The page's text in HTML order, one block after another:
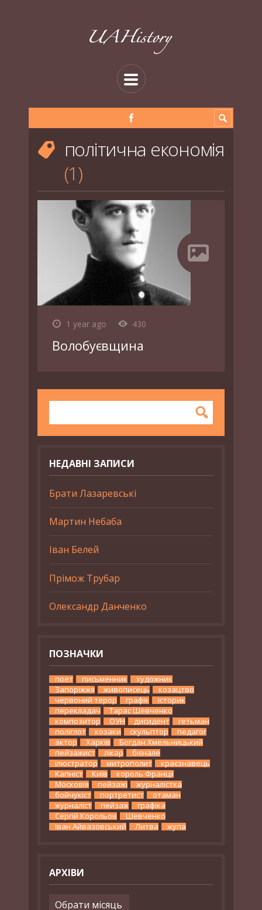
політична економія
1
1 year ago 430
Волобуєвщина
НЕДАВНІ ЗАПИСИ
Брати Лазаревські
Мартин Небаба
Іван Белей
Прімож Трубар
Олександр Данченко
ПОЗНАЧКИ
поет письменник
художник
Запоріжжя
живописець
козацтво
червоний терор
графік
історик
перекладач
Тарас Шевченко
композитор
ОУН дисидент
гетьман
поліглот
козаки скульптор
педагог
актор
Харків
Богдан Хмельницький
пейзажист
лікар
бієнале
ілюстратор
митрополит
краєзнавець
Капніст
Київ
король Франції
Московія
пейзажі
журналістка
бойчукіст
портретист
отаман
журналіст
пейзаж
графіка
Сергій Корольов
Шевченко
Іван Айвазовський
Литва жупа
АРХІВИ
Архіви